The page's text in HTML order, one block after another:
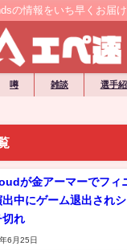
の情報をいち早くお届け
噂 雑談 選手
が金アーマーでフィ
出中にゲーム退出され
切れ
6月25日